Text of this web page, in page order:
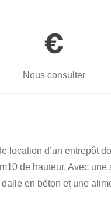
Nous consulter
location d’un entrepôt
de hauteur. Avec une
en béton et une